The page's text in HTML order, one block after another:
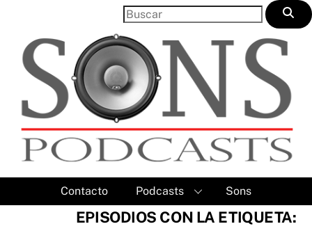
content
Contacto Podcasts Sons
EPISODIOS CON LA ETIQUETA: